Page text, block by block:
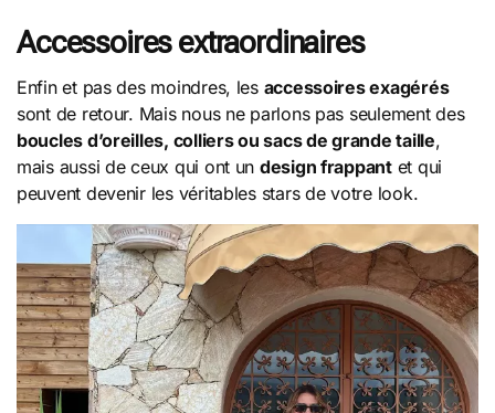
Accessoires extraordinaires
Enfin et pas des moindres, les accessoires exagérés
sont de retour. Mais nous ne parlons pas seulement des
boucles d’oreilles, colliers ou sacs de grande taille,
mais aussi de ceux qui ont un design frappantet qui
peuvent devenir les véritables stars de votre look.